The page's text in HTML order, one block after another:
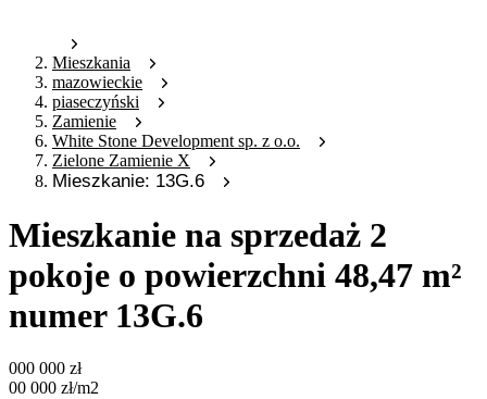
Mieszkania
mazowieckie
piaseczyński
Zamienie
White Stone Development sp. z o.o.
Zielone Zamienie X
Mieszkanie: 13G.6
Mieszkanie na sprzedaż 2
pokoje o powierzchni 48,47 m²
numer 13G.6
000 000 zł
00 000 zł/m2